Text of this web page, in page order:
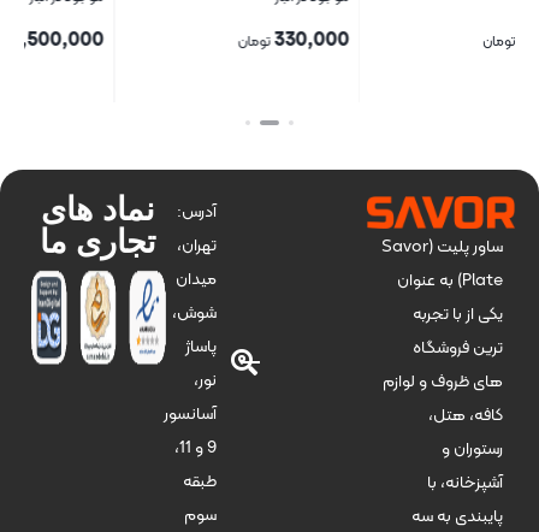
تومان
ساور پلیت (Savor
Plate) به عنوان
یکی از با تجربه
ترین فروشگاه
های ظروف و لوازم
کافه، هتل،
رستوران و
آشپزخانه، با
پایبندی به سه
آدرس:
تهران،
میدان
شوش،
پاساژ
نور،
آسانسور
9 و 11،
طبقه
سوم
نماد های
تجاری ما